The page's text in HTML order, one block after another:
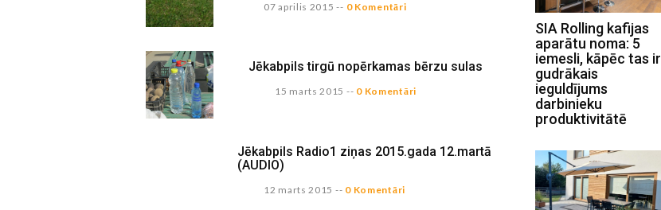
07 aprilis 2015 -- 0 Komentāri
Jēkabpils tirgū nopērkamas bērzu sulas
15 marts 2015 -- 0 Komentāri
Jēkabpils Radio1 ziņas 2015.gada 12.martā
(AUDIO)
12 marts 2015 -- 0 Komentāri
SIA Rolling kafijas
aparātu noma: 5
iemesli, kāpēc tas ir
gudrākais
ieguldījums
darbinieku
produktivitātē